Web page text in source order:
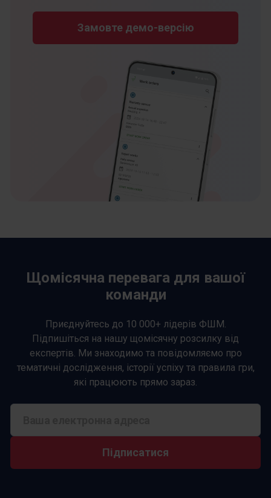
Замовте демо-версію
Щомісячна перевага для вашої
команди
Приєднуйтесь до 10 000+ лідерів ФШМ.
Підпишіться на нашу щомісячну розсилку від
експертів. Ми знаходимо та повідомляємо про
тематичні дослідження, історії успіху та правила гри,
які працюють прямо зараз.
Підписатися